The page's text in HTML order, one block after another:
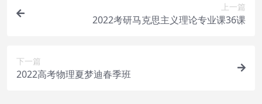
上一篇
2022考研马克思主义理论专业课36课
下一篇
2022高考物理夏梦迪春季班